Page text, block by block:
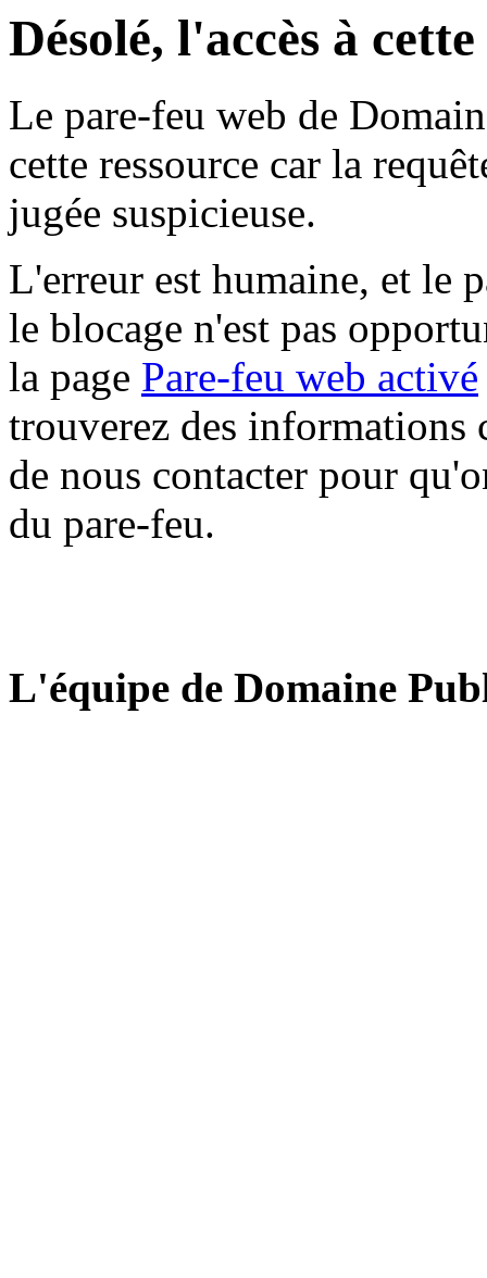
Désolé, l'accès à
Le pare-feu web de
cette ressource car la
jugée suspicieuse.
L'erreur est humaine, et le
le blocage n'est pas
la page Pare-feu web activé
trouverez des informations
de nous contacter pour
du pare-feu.
L'équipe de Domaine